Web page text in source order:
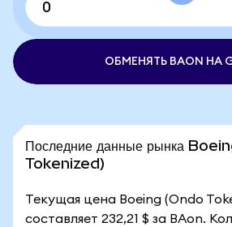
ОБМЕНЯТЬ BAON НА
Последние данные рынка
Tokenized)
Текущая цена Boeing (Ondo
составляет 232,21 $ за BAon.